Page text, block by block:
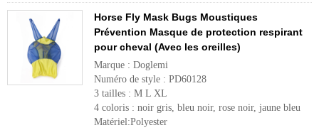
Horse Fly Mask Bugs Moustiques
Prévention Masque de protection respirant
pour cheval (Avec les oreilles)
Marque : Doglemi
Numéro de style : PD60128
3 tailles : M L XL
4 coloris : noir gris, bleu noir, rose noir, jaune bleu
Matériel:Polyester